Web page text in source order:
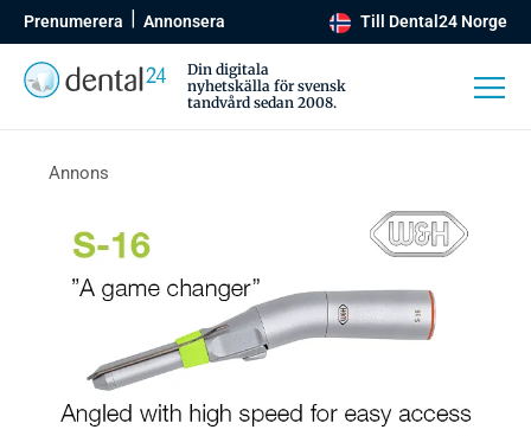
Prenumerera Annonsera Till Dental24 Norge
Din digitala
nyhetskälla för svensk
tandvård sedan 2008.